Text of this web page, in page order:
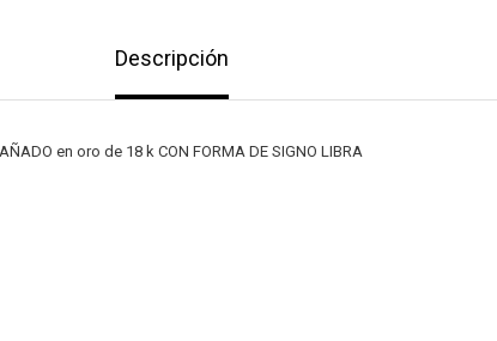
Descripción
en oro de 18 k CON FORMA DE SIGNO LIBRA